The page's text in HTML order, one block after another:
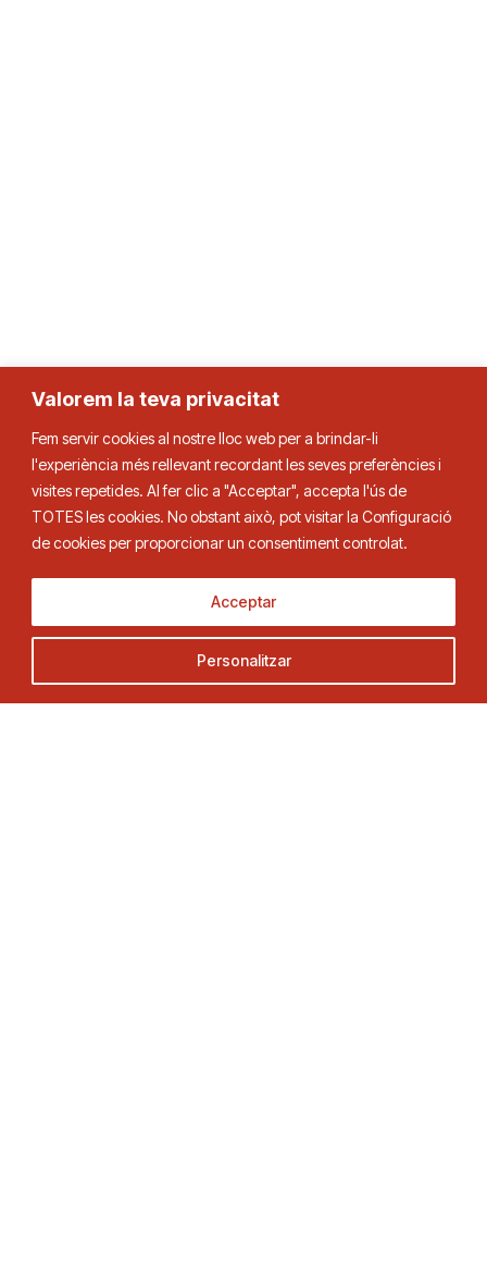
Valorem la teva privacitat
Fem servir cookies al nostre lloc web per a brindar-li
l'experiència més rellevant recordant les seves preferències i
visites repetides. Al fer clic a "Acceptar", accepta l'ús de
TOTES les cookies. No obstant això, pot visitar la Configuració
de cookies per proporcionar un consentiment controlat.
Personalitzar
Acceptar